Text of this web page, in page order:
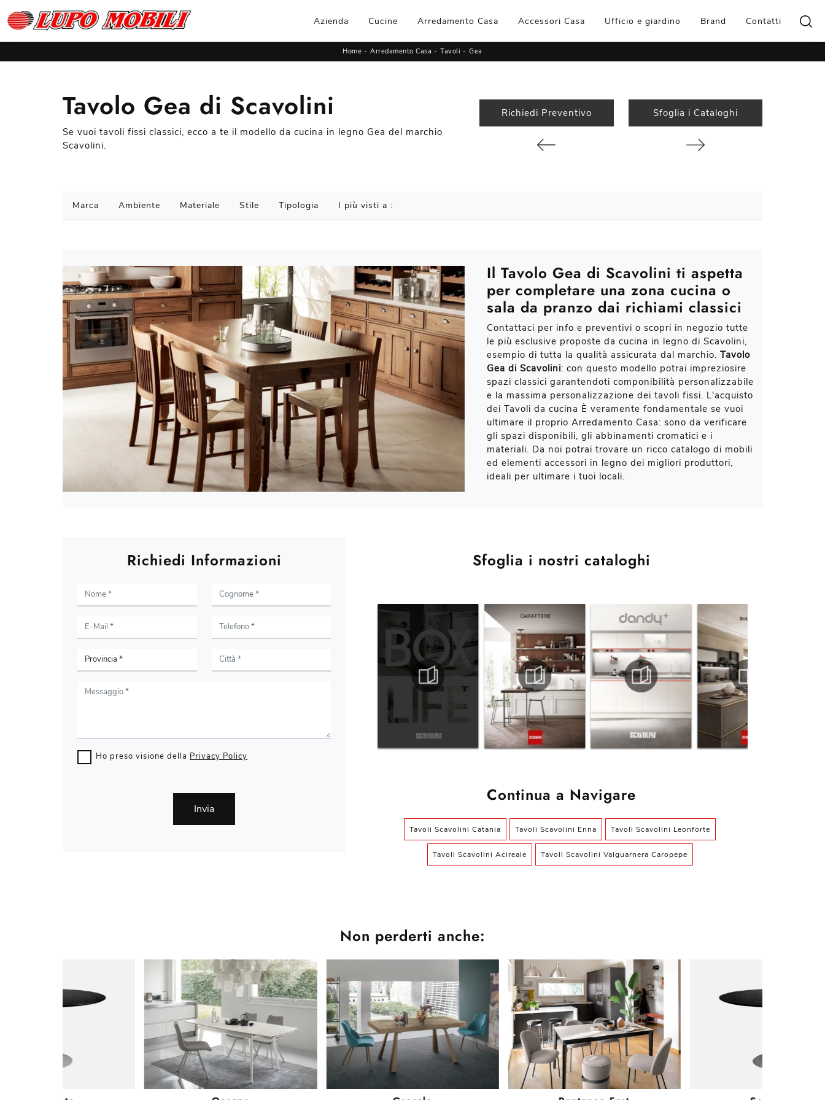
Azienda Cucine Arredamento Casa Accessori Casa Ufficio e giardino Brand Contatti
Home -Arredamento Casa -Tavoli -Gea
Tavolo Gea di Scavolini
Se vuoi tavoli fissi classici, ecco a te il modello da cucina in legno Gea del marchio
Scavolini.
Richiedi Preventivo Sfoglia i Cataloghi
Marca Ambiente Materiale Stile Tipologia I più visti a :
Il Tavolo Gea di Scavolini ti aspetta
per completare una zona cucina o
sala da pranzo dai richiami classici
Contattaci per info e preventivi o scopri in negozio tutte
le più esclusive proposte da cucina in legno di Scavolini,
esempio di tutta la qualità assicurata dal marchio. Tavolo
Gea di Scavolini: con questo modello potrai impreziosire
spazi classici garantendoti componibilità personalizzabile
e la massima personalizzazione dei tavoli fissi. L'acquisto
dei Tavoli da cucina È veramente fondamentale se vuoi
ultimare il proprio Arredamento Casa: sono da verificare
gli spazi disponibili, gli abbinamenti cromatici e i
materiali. Da noi potrai trovare un ricco catalogo di mobili
ed elementi accessori in legno dei migliori produttori,
ideali per ultimare i tuoi locali.
Sfoglia i nostri cataloghi
Continua a Navigare
Tavoli Scavolini Catania Tavoli Scavolini Enna Tavoli Scavolini Leonforte
Tavoli Scavolini Acireale Tavoli Scavolini Valguarnera Caropepe
Richiedi Informazioni
Ho preso visione della Privacy Policy
Invia
Non perderti anche: